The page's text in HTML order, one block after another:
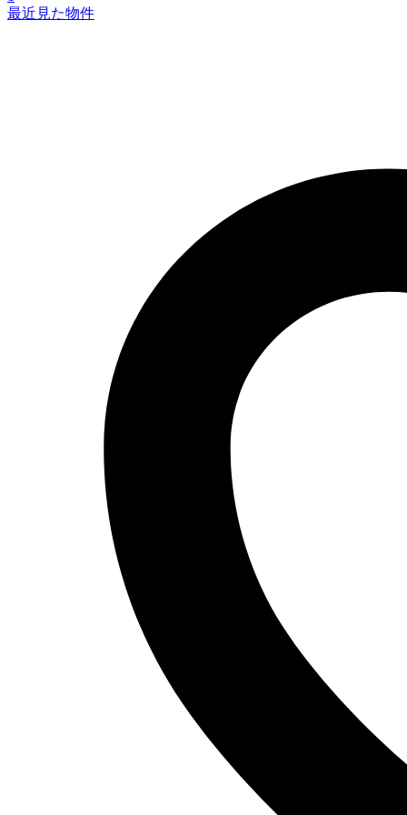
最近見た物件